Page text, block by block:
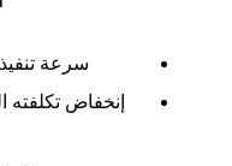
سرعة
إنخفاض تكلفته